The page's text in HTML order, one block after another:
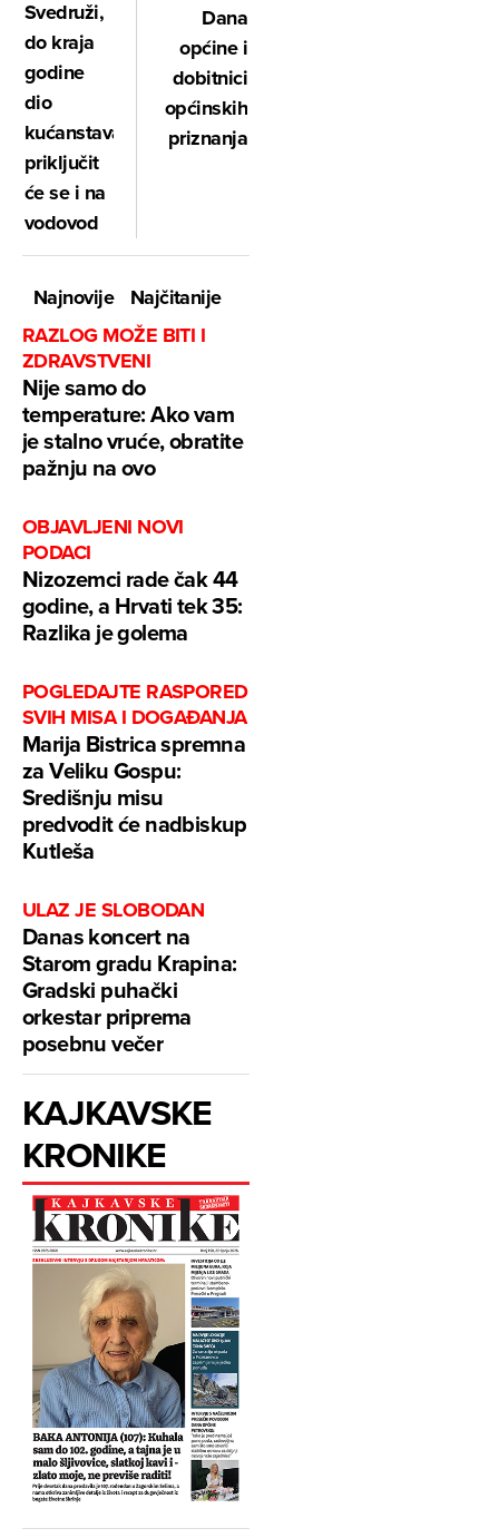
Svedruži,
do kraja
godine
dio
kućanstava
priključit
će se i na
vodovod
Dana
općine i
dobitnici
općinskih
priznanja
Najnovije
Najčitanije
RAZLOG MOŽE BITI I
ZDRAVSTVENI
Nije samo do
temperature: Ako vam
je stalno vruće, obratite
pažnju na ovo
OBJAVLJENI NOVI
PODACI
Nizozemci rade čak 44
godine, a Hrvati tek 35:
Razlika je golema
POGLEDAJTE RASPORED
SVIH MISA I DOGAĐANJA
Marija Bistrica spremna
za Veliku Gospu:
Središnju misu
predvodit će nadbiskup
Kutleša
ULAZ JE SLOBODAN
Danas koncert na
Starom gradu Krapina:
Gradski puhački
orkestar priprema
posebnu večer
KAJKAVSKE
KRONIKE